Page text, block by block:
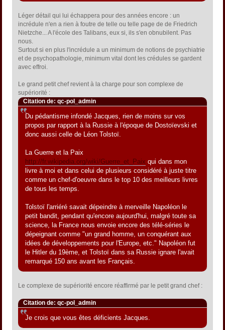
Léger détail qui lui échappera pour des années encore : un
incrédule n'en a rien à foutre de telle ou telle page de de Friedrich
Nietzche... A l'école des Talibans, eux si, ils s'en obnubilent. Pas
nous.
Surtout si en plus l'incrédule a un minimum de notions de psychiatrie
et de psychopathologie, minimum vital dont les crédules se gardent
avec effroi.
Le grand petit chef revient à la charge pour son complexe de
supériorité :
Citation de: qc-pol_admin
Du pédantisme infondé Jacques, rien de moins sur vos
propos par rapport à la Russie à l'époque de Dostoïevski et
donc aussi celle de Léon Tolstoï.
La Guerre et la Paix
http://fr.wikipedia.org/wiki/Guerre_et_Paix qui dans mon
livre à moi et dans celui de plusieurs considéré à juste titre
comme un chef-d'oeuvre dans le top 10 des meilleurs livres
de tous les temps.
Tolstoï l'arriéré savait dépeindre à merveille Napoléon le
petit bandit, pendant qu'encore aujourd'hui, malgré toute sa
science, la France nous envoie encore des télé-séries le
dépeignant comme "un grand homme, un conquérant aux
idées de développements pour l'Europe, etc." Napoléon fut
le Hitler du 19ème, et Tolstoï dans sa Russie ignare l'avait
remarqué 150 ans avant les Français.
Le complexe de supériorité encore réaffirmé par le petit grand chef :
Citation de: qc-pol_admin
Je crois que vous êtes déficients Jacques.